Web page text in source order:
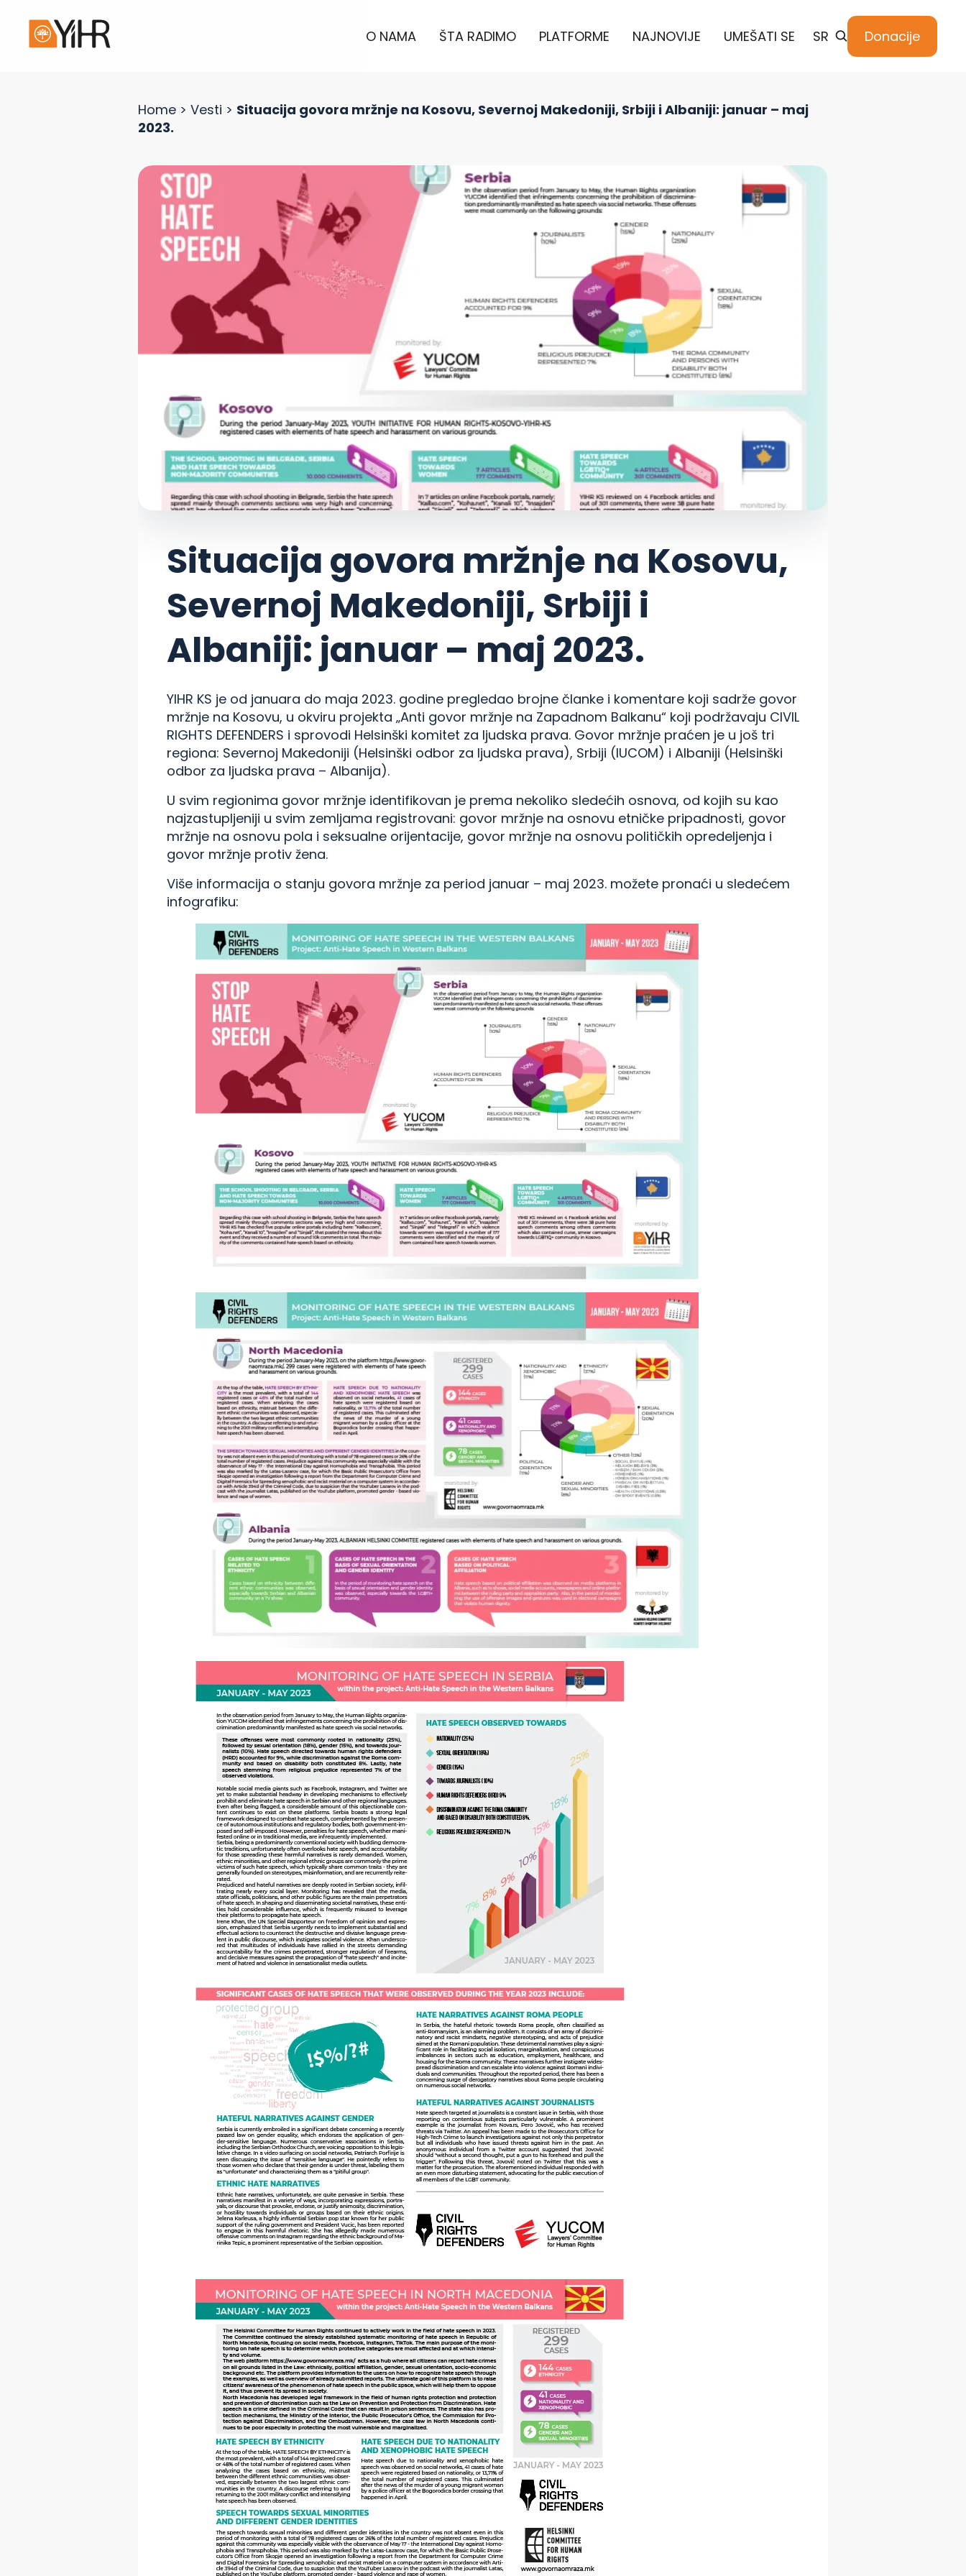
O NAMA ŠTA RADIMO PLATFORME NAJNOVIJE UMEŠATI SE SR Donacije
Home > Vesti > Situacija govora mržnje na Kosovu, Severnoj Makedoniji, Srbiji i Albaniji: januar – maj
2023.
Situacija govora mržnje na Kosovu,
Severnoj Makedoniji, Srbiji i
Albaniji: januar – maj 2023.
YIHR KS je od januara do maja 2023. godine pregledao brojne članke i komentare koji sadrže govor
mržnje na Kosovu, u okviru projekta „Anti govor mržnje na Zapadnom Balkanu“ koji podržavaju CIVIL
RIGHTS DEFENDERS i sprovodi Helsinški komitet za ljudska prava. Govor mržnje praćen je u još tri
regiona: Severnoj Makedoniji (Helsinški odbor za ljudska prava), Srbiji (IUCOM) i Albaniji (Helsinški
odbor za ljudska prava – Albanija).
U svim regionima govor mržnje identifikovan je prema nekoliko sledećih osnova, od kojih su kao
najzastupljeniji u svim zemljama registrovani: govor mržnje na osnovu etničke pripadnosti, govor
mržnje na osnovu pola i seksualne orijentacije, govor mržnje na osnovu političkih opredeljenja i
govor mržnje protiv žena.
Više informacija o stanju govora mržnje za period januar – maj 2023. možete pronaći u sledećem
infografiku: